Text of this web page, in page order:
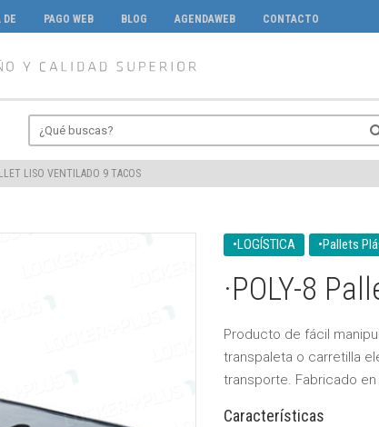
DE PAGO WEB BLOG AGENDAWEB CONTACTO
LISO VENTILADO 9 TACOS
•LOGÍSTICA •Pallets
·POLY-8
Producto de fácil
transpaleta o carretilla
transporte. Fabricado en
Características